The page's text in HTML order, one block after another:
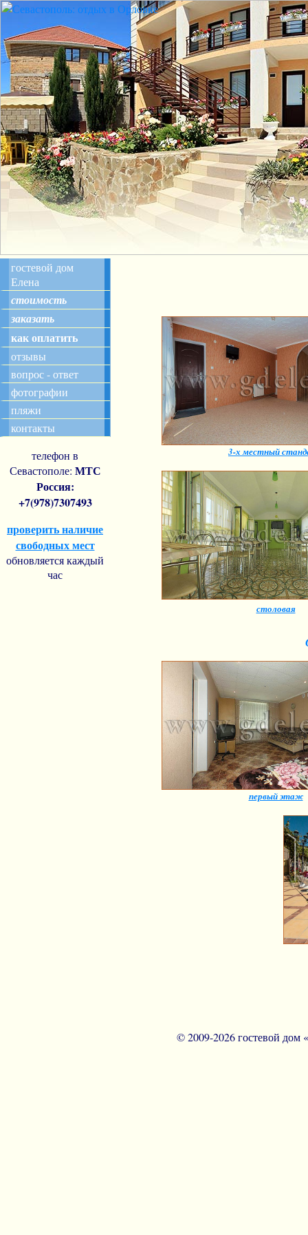
3-х местный
столовая
первый этаж
гостевой дом
Елена
стоимость
заказать
как оплатить
отзывы
вопрос - ответ
фотографии
пляжи
контакты
телефон в
Севастополе: МТС
Россия:
+7(978)7307493
проверить наличие
свободных мест
обновляется каждый
час
© 2009-2026 гостевой дом